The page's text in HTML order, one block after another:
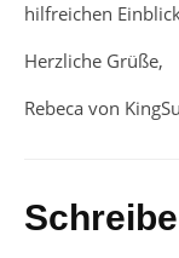
hilfreichen
Herzliche Grüße,
Rebeca von